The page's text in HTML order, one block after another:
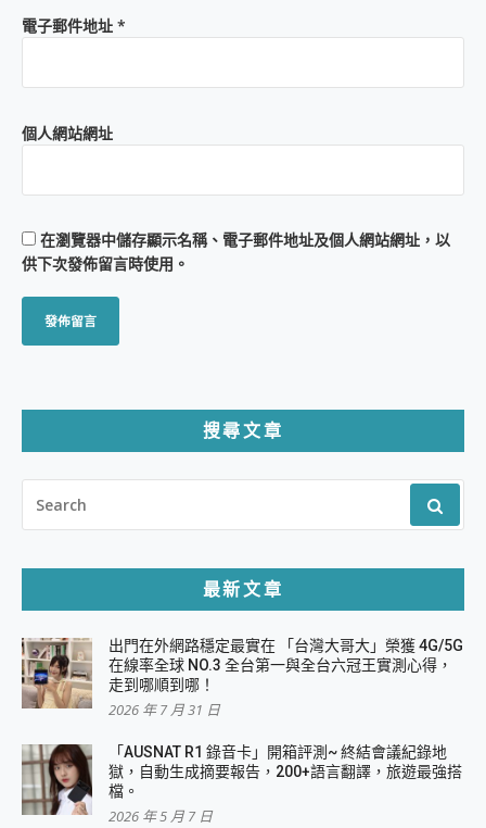
電子郵件地址 *
個人網站網址
在瀏覽器中儲存顯示名稱、電子郵件地址及個人網站網址，以
供下次發佈留言時使用。
搜尋文章
FOR:
最新文章
出門在外網路穩定最實在 「台灣大哥大」榮獲 4G/5G
在線率全球 NO.3 全台第一與全台六冠王實測心得，
走到哪順到哪！
2026 年 7 月 31 日
「AUSNAT R1 錄音卡」開箱評測~ 終結會議紀錄地
獄，自動生成摘要報告，200+語言翻譯，旅遊最強搭
檔。
2026 年 5 月 7 日